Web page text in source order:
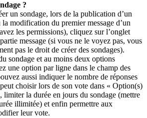
?
un sondage, lors de la publication d’un
modification du premier message d’un
les permissions), cliquez sur l’onglet
message (si vous ne le voyez pas, vous
pas le droit de créer des sondages).
sondage et au moins deux options
une option par ligne dans le champ des
aussi indiquer le nombre de réponses
choisir lors de son vote dans « Option(s)
limiter la durée en jours du sondage (mettre
illimitée) et enfin permettre aux
leur vote.